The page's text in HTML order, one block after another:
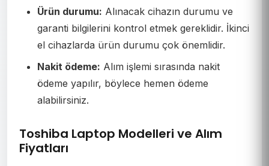
Ürün durumu: Alınacak cihazın durumu ve
garanti bilgilerini kontrol etmek gereklidir. İkinci
el cihazlarda ürün durumu çok önemlidir.
Nakit ödeme: Alım işlemi sırasında nakit
ödeme yapılır, böylece hemen ödeme
alabilirsiniz.
Toshiba Laptop Modelleri ve Alım
Fiyatları